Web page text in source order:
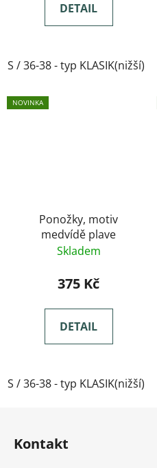
DETAIL
S / 36-38 - typ KLASIK(nižší)
NOVINKA
Ponožky, motiv
medvídě plave
Skladem
375 Kč
DETAIL
S / 36-38 - typ KLASIK(nižší)
Kontakt